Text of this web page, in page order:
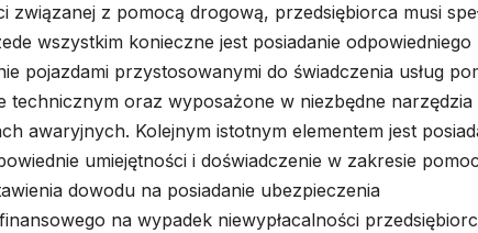
związanej z pomocą drogową, przedsiębiorca musi
wszystkim konieczne jest posiadanie odpowiedniego
pojazdami przystosowanymi do świadczenia usług
oraz wyposażone w niezbędne narzędzia
awaryjnych. Kolejnym istotnym elementem jest
umiejętności i doświadczenie w zakresie
dowodu na posiadanie ubezpieczenia
na wypadek niewypłacalności